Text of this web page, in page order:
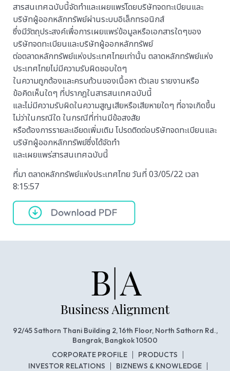
สารสนเทศฉบับนี้จัดทำและเผยแพร่โดยบริษัทจดทะเบียนและ
บริษัทผู้ออกหลักทรัพย์ผ่านระบบอิเล็กทรอนิกส์
ซึ่งมีวัตถุประสงค์เพื่อการเผยแพร่ข้อมูลหรือเอกสารใดๆของ
บริษัทจดทะเบียนและบริษัทผู้ออกหลักทรัพย์
ต่อตลาดหลักทรัพย์แห่งประเทศไทยเท่านั้น ตลาดหลักทรัพย์แห่ง
ประเทศไทยไม่มีความรับผิดชอบใดๆ
ในความถูกต้องและครบถ้วนของเนื้อหา ตัวเลข รายงานหรือ
ข้อคิดเห็นใดๆ ที่ปรากฎในสารสนเทศฉบับนี้
และไม่มีความรับผิดในความสูญเสียหรือเสียหายใดๆ ที่อาจเกิดขึ้น
ไม่ว่าในกรณีใด ในกรณีที่ท่านมีข้อสงสัย
หรือต้องการรายละเอียดเพิ่มเติม โปรดติดต่อบริษัทจดทะเบียนและ
บริษัทผู้ออกหลักทรัพย์ซึ่งได้จัดทำ
และเผยแพร่สารสนเทศฉบับนี้
ที่มา ตลาดหลักทรัพย์แห่งประเทศไทย วันที่ 03/05/22 เวลา
8:15:57
92/45 Sathorn Thani Building 2, 16th Floor, North Sathorn Rd.,
Bangrak, Bangkok 10500
CORPORATE PROFILE
PRODUCTS
INVESTOR RELATIONS
BIZNEWS & KNOWLEDGE